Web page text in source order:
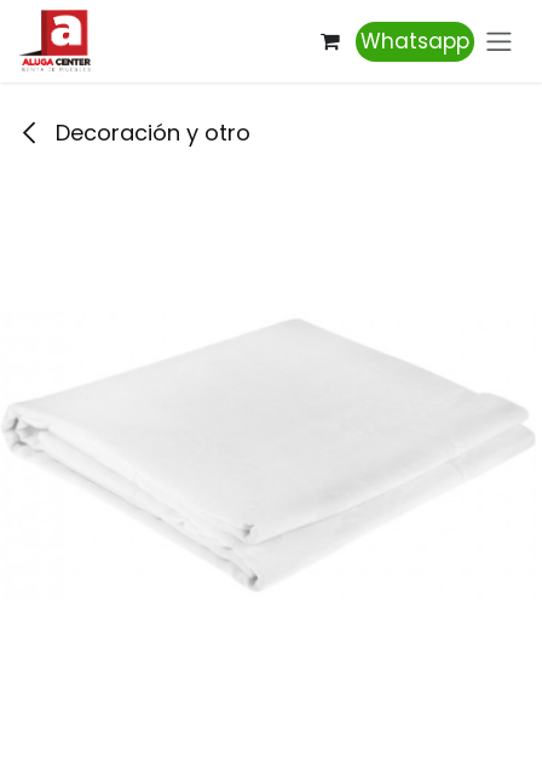
Ir al contenido
Whatsapp
Decoración y otro